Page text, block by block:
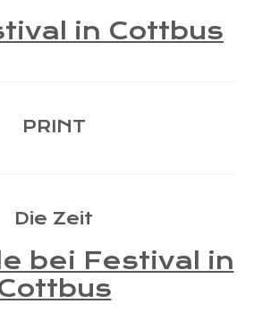
in Cottbus
PRINT
Die Zeit
bei Festival in